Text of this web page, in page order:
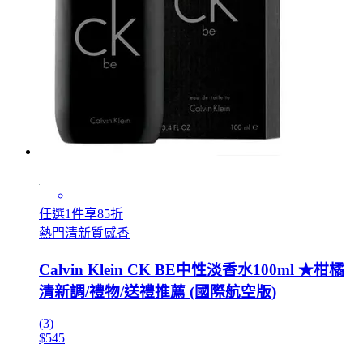
任選1件享85折
熱門清新質感香
Calvin Klein CK BE中性淡香水100ml ★柑橘
清新調/禮物/送禮推薦 (國際航空版)
(3)
$545